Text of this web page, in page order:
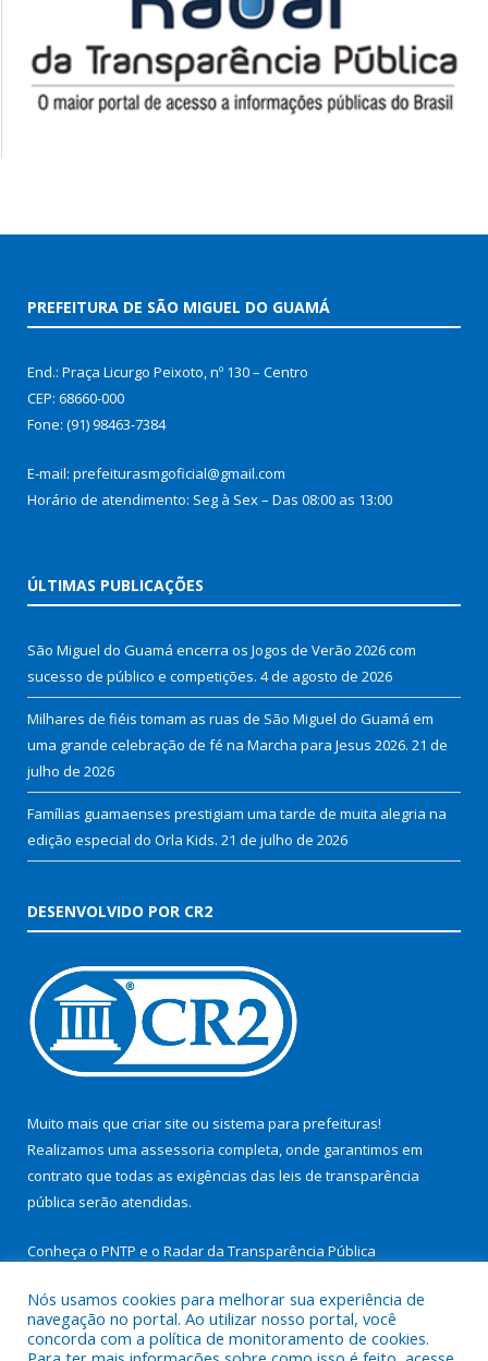
PREFEITURA DE SÃO MIGUEL DO GUAMÁ
End.: Praça Licurgo Peixoto, nº 130 – Centro
CEP: 68660-000
Fone: (91) 98463-7384
E-mail: prefeiturasmgoficial@gmail.com
Horário de atendimento: Seg à Sex – Das 08:00 as 13:00
ÚLTIMAS PUBLICAÇÕES
São Miguel do Guamá encerra os Jogos de Verão 2026 com
sucesso de público e competições. 4 de agosto de 2026
Milhares de fiéis tomam as ruas de São Miguel do Guamá em
uma grande celebração de fé na Marcha para Jesus 2026. 21 de
julho de 2026
Famílias guamaenses prestigiam uma tarde de muita alegria na
edição especial do Orla Kids. 21 de julho de 2026
DESENVOLVIDO POR CR2
Muito mais que criar site ou sistema para prefeituras!
Realizamos uma assessoria completa, onde garantimos em
contrato que todas as exigências das leis de transparência
pública serão atendidas.
Conheça o PNTP e o Radar da Transparência Pública
Nós usamos cookies para melhorar sua experiência de
navegação no portal. Ao utilizar nosso portal, você
concorda com a política de monitoramento de cookies.